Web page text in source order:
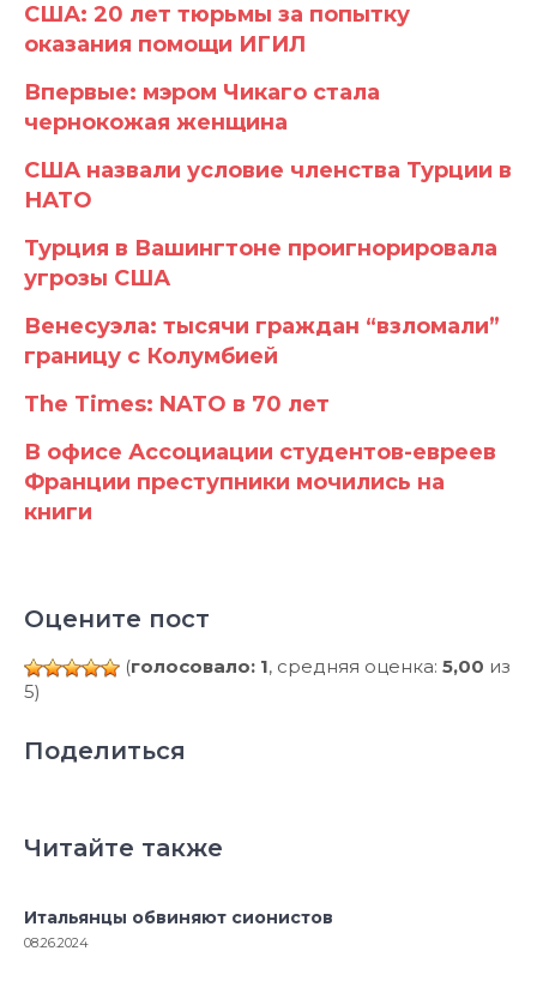
США: 20 лет тюрьмы за попытку
оказания помощи ИГИЛ
Впервые: мэром Чикаго стала
чернокожая женщина
США назвали условие членства Турции в
НАТО
Турция в Вашингтоне проигнорировала
угрозы США
Венесуэла: тысячи граждан “взломали”
границу с Колумбией
The Times: NATO в 70 лет
В офисе Ассоциации студентов-евреев
Франции преступники мочились на
книги
Оцените пост
(голосовало: 1, средняя оценка: 5,00 из
5)
Поделиться
Читайте также
Итальянцы обвиняют сионистов
08.26.2024